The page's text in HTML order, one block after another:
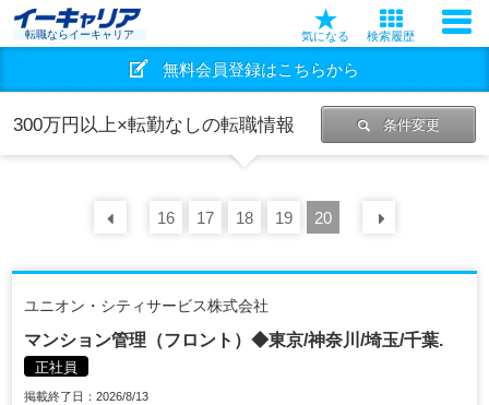
転職ならイーキャリア 気になる 検索履歴
無料会員登録はこちらから
300万円以上×転勤なしの転職情報 条件変更
前の 30件
16 17 18 19 20
ユニオン・シティサービス株式会社
マンション管理（フロント）◆東京/神奈川/埼玉/千葉.
正社員
掲載終了日：2026/8/13